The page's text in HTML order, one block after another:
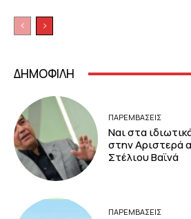
ΔΗΜΟΦΙΛΗ
ΠΑΡΕΜΒΑΣΕΙΣ
Ναι στα
στην Αριστερά
Στέλιου Βαϊνά
ΠΑΡΕΜΒΑΣΕΙΣ